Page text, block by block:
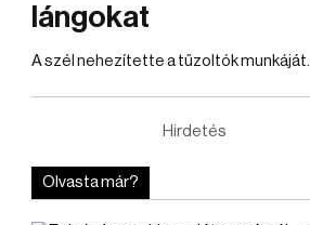
lángokat
A szél nehezítette a tűzoltók munkáját.
Hirdetés
Olvasta már?